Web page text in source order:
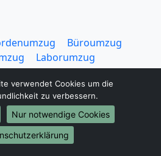
Büroumzug
Laborumzug
Privatumzug
Beiladung
Klaviertransport
Möbeltaxi
Umzugskartons
verwendet Cookies um die
zu verbessern.
Nur notwendige Cookies